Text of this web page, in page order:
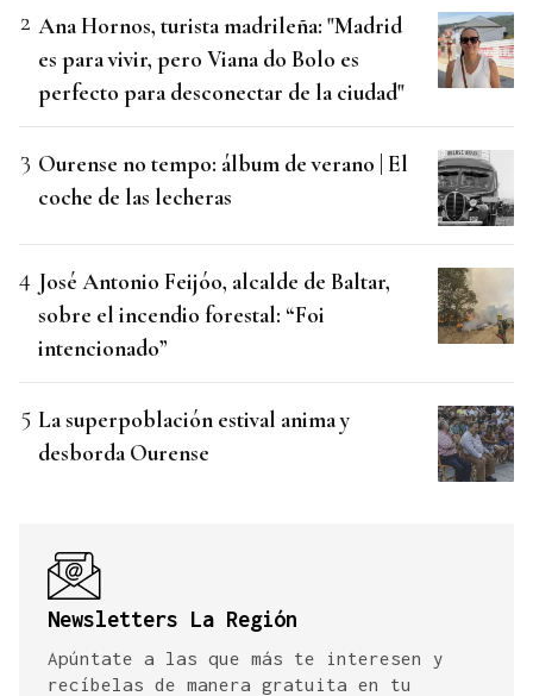
Ana Hornos, turista madrileña: "Madrid
es para vivir, pero Viana do Bolo es
perfecto para desconectar de la ciudad"
Ourense no tempo: álbum de verano | El
coche de las lecheras
José Antonio Feijóo, alcalde de Baltar,
sobre el incendio forestal: “Foi
intencionado”
La superpoblación estival anima y
desborda Ourense
Newsletters La Región
Apúntate a las que más te interesen y
recíbelas de manera gratuita en tu